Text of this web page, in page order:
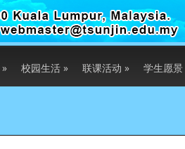
» 校园生活 » 联课活动 » 学生愿景